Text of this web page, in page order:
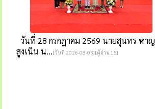
วันที่ 28 กรกฎาคม 2569 นายสุนทร หาญ
สูงเนิน น...[วันที่ 2026-08-03][ผู้อ่าน 15]